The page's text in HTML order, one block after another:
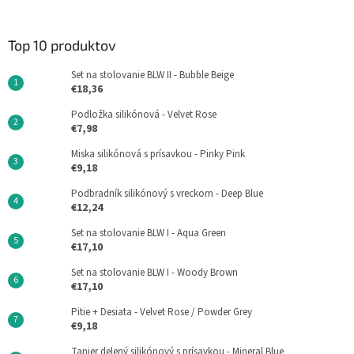
Top 10 produktov
Set na stolovanie BLW II - Bubble Beige
€18,36
Podložka silikónová - Velvet Rose
€7,98
Miska silikónová s prísavkou - Pinky Pink
€9,18
Podbradník silikónový s vreckom - Deep Blue
€12,24
Set na stolovanie BLW I - Aqua Green
€17,10
Set na stolovanie BLW I - Woody Brown
€17,10
Pitie + Desiata - Velvet Rose / Powder Grey
€9,18